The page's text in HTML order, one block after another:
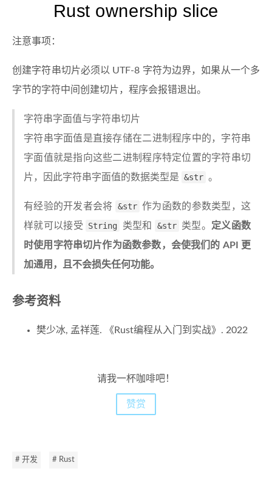
Rust ownership slice
注意事项：
创建字符串切片必须以 UTF-8 字符为边界，如果从一个多
字节的字符中间创建切片，程序会报错退出。
字符串字面值与字符串切片
字符串字面值是直接存储在二进制程序中的，字符串
字面值就是指向这些二进制程序特定位置的字符串切
片，因此字符串字面值的数据类型是 &str 。
有经验的开发者会将 &str 作为函数的参数类型，这
样就可以接受
String 类型和 &str 类型。 定义函数
时使用字符串切片作为函数参数，会使我们的 API 更
加通用，且不会损失任何功能。
参考资料
樊少冰, 孟祥莲. 《Rust编程从入门到实战》. 2022
请我一杯咖啡吧！
赞赏
# 开发 # Rust